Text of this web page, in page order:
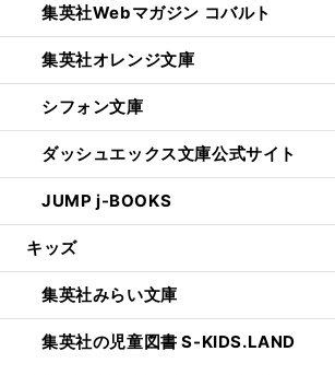
集英社Webマガジン コバルト
集英社オレンジ文庫
シフォン文庫
ダッシュエックス文庫公式サイト
JUMP j-BOOKS
キッズ
集英社みらい文庫
集英社の児童図書 S-KIDS.LAND